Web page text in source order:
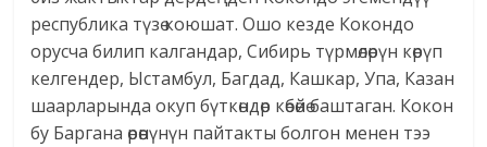
республика түзө коюшат. Ошо кезде Кокондо
орусча билип калгандар, Сибирь түрмөлөрүн көрүп
келгендер, Ыстамбул, Багдад, Кашкар, Упа, Казан
шаарларында окуп бүткөндөр көбөйө баштаган. Кокон
бу Баргана өрөөнүнүн пайтакты болгон менен тээ